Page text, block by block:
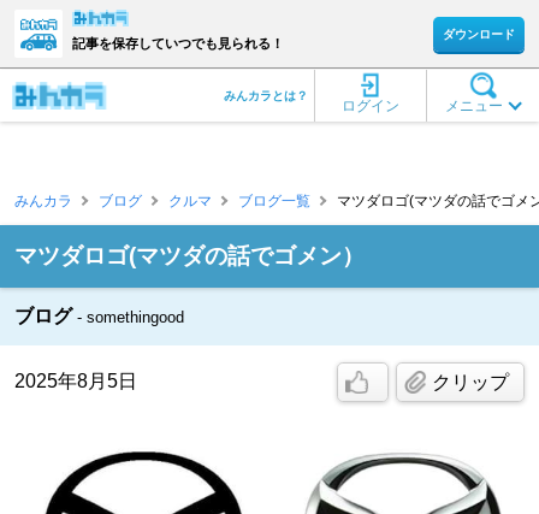
記事を保存していつでも見られる！
ダウンロード
メニュー
ログイン
みんカラとは？
みんカラ ブログ クルマ ブログ一覧 マツダロゴ(マツダの話でゴメ
マツダロゴ(マツダの話でゴメン）
ブログ somethingood
2025年8月5日 クリップ